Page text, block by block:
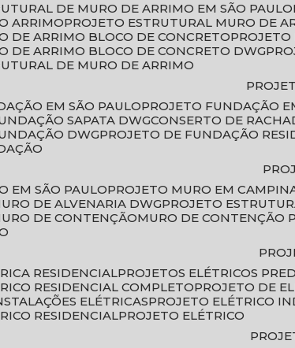
DE MURO DE ARRIMO EM SÃO PAULO
ARRIMO
PROJETO ESTRUTURAL MURO DE
DE ARRIMO BLOCO DE CONCRETO
DE ARRIMO BLOCO DE CONCRETO DWG
DE MURO DE ARRIMO
EM SÃO PAULO
PROJETO FUNDAÇÃO
SAPATA DWG CONSERTO DE
DWG
PROJETO DE FUNDAÇÃO
EM SÃO PAULO
PROJETO MURO EM
DE ALVENARIA DWG
PROJETO
DE CONTENÇÃO
MURO DE CONTENÇÃO
RESIDENCIAL
PROJETOS ELÉTRICOS
RESIDENCIAL COMPLETO
PROJETO DE
ELÉTRICAS
PROJETO ELÉTRICO
RESIDENCIAL
PROJETO ELÉTRICO